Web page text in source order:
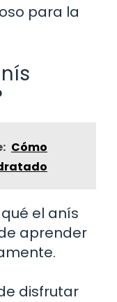
para la
Cómo
el anís
aprender
disfrutar